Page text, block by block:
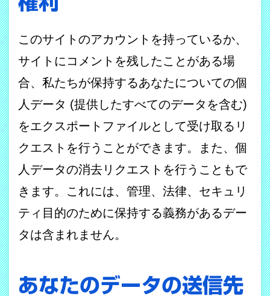
このサイトのアカウントを持っているか、
サイトにコメントを残したことがある場
合、私たちが保持するあなたについての個
人データ (提供したすべてのデータを含む)
をエクスポートファイルとして受け取るリ
クエストを行うことができます。また、個
人データの消去リクエストを行うこともで
きます。これには、管理、法律、セキュリ
ティ目的のために保持する義務があるデー
タは含まれません。
あなたのデータの送信先